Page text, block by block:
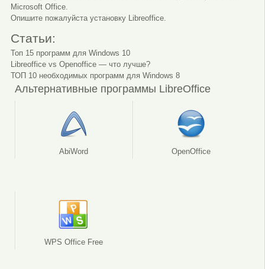
Microsoft Office.
Опишите пожалуйста установку Libreoffice.
Статьи:
Топ 15 программ для Windows 10
Libreoffice vs Openoffice — что лучше?
ТОП 10 необходимых программ для Windows 8
Альтернативные программы LibreOffice
AbiWord OpenOffice
WPS Office Free